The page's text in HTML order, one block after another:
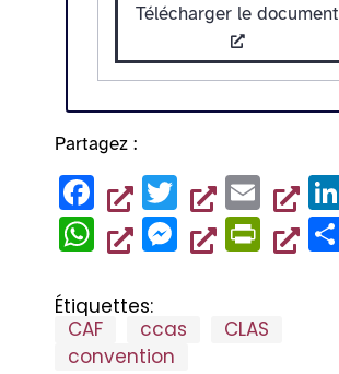
Télécharger le document
Partagez :
F
a
c
e
b
T
wi
tt
E
m
ai
W
h
at
s
M
es
n
Pr
in
ri
Étiquettes:
CAF
ccas
CLAS
convention